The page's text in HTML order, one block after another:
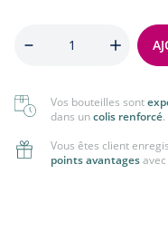
Vos bouteilles sont
dans uncolis renforcé.
Vous êtes client
points avantages